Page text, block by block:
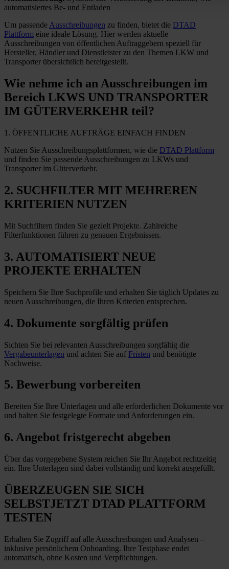
automatisiertes Be- und Entladen
Um passende Ausschreibungen zu finden, bietet die DTAD
Plattform eine ideale Lösung. Hier werden aktuelle
Ausschreibungen von öffentlichen Auftraggebern speziell für
Hersteller, Händler und Dienstleister zu den Themen LKW und
Transporter übersichtlich bereitgestellt.
Wie nehme ich an Ausschreibungen im
Bereich LKWS UND TRANSPORTER
IM GÜTERVERKEHR teil?
1. ÖFFENTLICHE AUFTRÄGE EINFACH FINDEN
Nutzen Sie Ausschreibungsplattformen, wie die DTAD Plattform
und finden Sie passende Ausschreibungen zu LKWs und
Transporter im Güterverkehr.
2. SUCHFILTER MIT MEHREREN
KRITERIEN NUTZEN
Mit Suchfiltern finden Sie gezielt Projekte. Zahlreiche
Filterfunktionen führen zu genauen Ergebnissen.
3. AUTOMATISIERT NEUE
PROJEKTE ERHALTEN
Speichern Sie Ihre Suchprofile und erhalten Sie täglich Updates zu
neuen Ausschreibungen, die Ihren Kriterien entsprechen.
4. Dokumente sorgfältig prüfen
Sichten Sie bei relevanten Ausschreibungen sorgfältig die
Vergabeunterlagen und achten Sie auf Fristen und benötigte
Nachweise.
5. Bewerbung vorbereiten
Bereiten Sie Ihre Unterlagen und alle erforderlichen Dokumente vor
und halten Sie festgelegte Formate und Anforderungen ein.
6. Angebot fristgerecht abgeben
Über das vorgegebene System reichen Sie Ihr Angebot rechtzeitig
ein. Ihre Unterlagen sind dabei vollständig und korrekt ausgefüllt.
ÜBERZEUGEN SIE SICH
SELBSTJETZT DTAD PLATTFORM
TESTEN
Erhalten Sie Zugriff auf alle Ausschreibungen und Analysen –
inklusive persönlichem Onboarding. Ihre Testphase endet
automatisch, ohne Kosten und Verpflichtungen.